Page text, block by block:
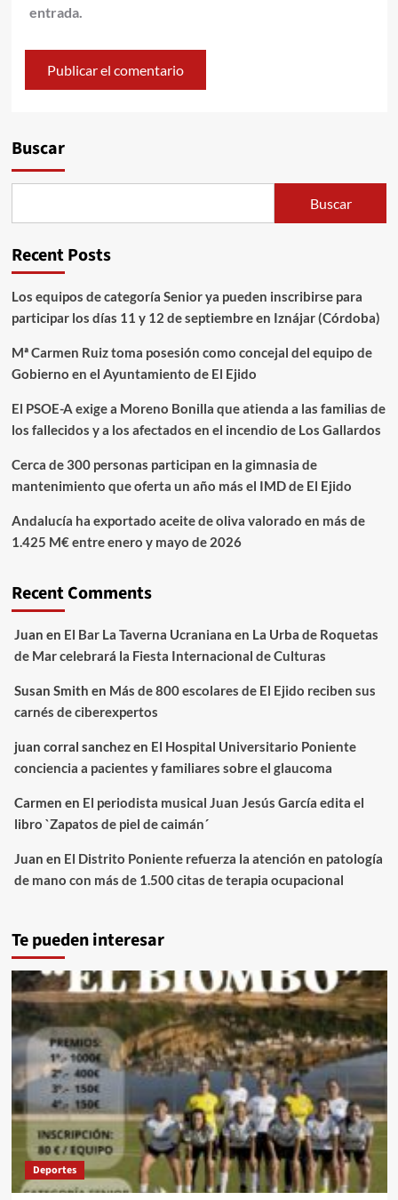
entrada.
Buscar
Buscar
Recent Posts
Los equipos de categoría Senior ya pueden inscribirse para
participar los días 11 y 12 de septiembre en Iznájar (Córdoba)
Mª Carmen Ruiz toma posesión como concejal del equipo de
Gobierno en el Ayuntamiento de El Ejido
El PSOE-A exige a Moreno Bonilla que atienda a las familias de
los fallecidos y a los afectados en el incendio de Los Gallardos
Cerca de 300 personas participan en la gimnasia de
mantenimiento que oferta un año más el IMD de El Ejido
Andalucía ha exportado aceite de oliva valorado en más de
1.425 M€ entre enero y mayo de 2026
Recent Comments
Juan en El Bar La Taverna Ucraniana en La Urba de Roquetas
de Mar celebrará la Fiesta Internacional de Culturas
Susan Smith en Más de 800 escolares de El Ejido reciben sus
carnés de ciberexpertos
juan corral sanchezen El Hospital Universitario Poniente
conciencia a pacientes y familiares sobre el glaucoma
Carmen en El periodista musical Juan Jesús García edita el
libro `Zapatos de piel de caimán´
Juan en El Distrito Poniente refuerza la atención en patología
de mano con más de 1.500 citas de terapia ocupacional
Te pueden interesar
Deportes